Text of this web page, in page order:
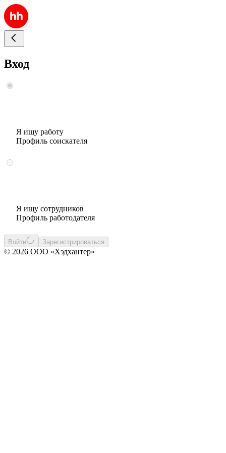
Вход
Я ищу работу
Профиль соискателя
Я ищу сотрудников
Профиль работодателя
Войти Зарегистрироваться
© 2026 ООО «Хэдхантер»